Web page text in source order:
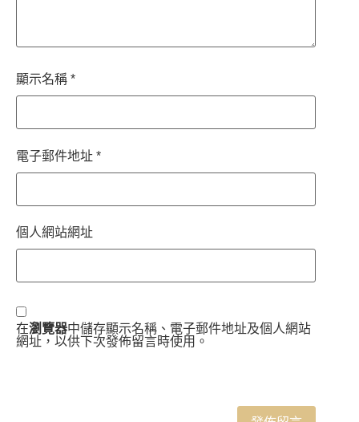
顯示名稱 *
電子郵件地址 *
個人網站網址
在瀏覽器中儲存顯示名稱、電子郵件地址及個人網站
網址，以供下次發佈留言時使用。